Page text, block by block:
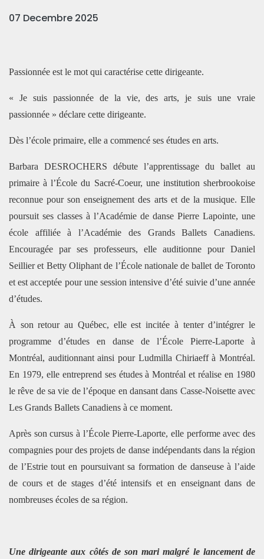
07 Decembre 2025
Passionnée est le mot qui caractérise cette dirigeante.
« Je suis passionnée de la vie, des arts, je suis une vraie
passionnée » déclare cette dirigeante.
Dès l’école primaire, elle a commencé ses études en arts.
Barbara DESROCHERS débute l’apprentissage du ballet au
primaire à l’École du Sacré-Coeur, une institution sherbrookoise
reconnue pour son enseignement des arts et de la musique. Elle
poursuit ses classes à l’Académie de danse Pierre Lapointe, une
école affiliée à l’Académie des Grands Ballets Canadiens.
Encouragée par ses professeurs, elle auditionne pour Daniel
Seillier et Betty Oliphant de l’École nationale de ballet de Toronto
et est acceptée pour une session intensive d’été suivie d’une année
d’études.
À son retour au Québec, elle est incitée à tenter d’intégrer le
programme d’études en danse de l’École Pierre-Laporte à
Montréal, auditionnant ainsi pour Ludmilla Chiriaeff à Montréal.
En 1979, elle entreprend ses études à Montréal et réalise en 1980
le rêve de sa vie de l’époque en dansant dans Casse-Noisette avec
Les Grands Ballets Canadiens à ce moment.
Après son cursus à l’École Pierre-Laporte, elle performe avec des
compagnies pour des projets de danse indépendants dans la région
de l’Estrie tout en poursuivant sa formation de danseuse à l’aide
de cours et de stages d’été intensifs et en enseignant dans de
nombreuses écoles de sa région.
Une dirigeante aux côtés de son mari malgré le lancement de